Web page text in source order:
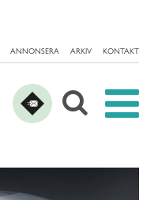
ANNONSERA ARKIV KONTAKT